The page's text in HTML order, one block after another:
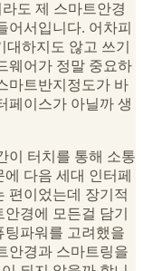
도 제 스마트안경
어서입니다. 어차피
하지도 않고 쓰기
웨어가 정말 중요하
마트반지정도가 바
페이스가 아닐까 생
이 터치를 통해 소통
다음 세대 인터페
편이었는데 장기적
경에 모든걸 담기
팅파워를 고려했을
안경과 스마트링을